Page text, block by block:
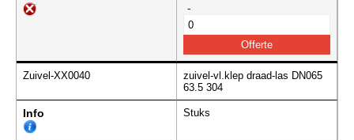
-
Zuivel-XX0040
zuivel-vl.klep draad-las DN065
63.5 304
Info Stuks